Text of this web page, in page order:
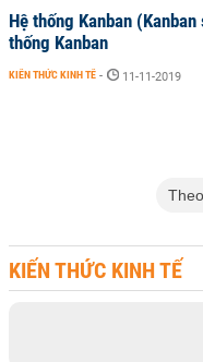
Hệ thống Kanban
thống Kanban
KIẾN THỨC KINH TẾ - 11-11-2019
Theo
KIẾN THỨC KINH TẾ